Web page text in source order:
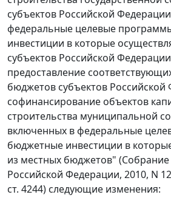
субъектов Российской
федеральные целевые
инвестиции в которые
субъектов Российской
предоставление
бюджетов субъектов Российской
софинансирование объектов
строительства муниципальной
включенных в федеральные
бюджетные инвестиции в
из местных бюджетов" (Собрание
Российской Федерации, 2010, N
ст. 4244) следующие изменения: